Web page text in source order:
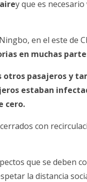
y que es necesario
Ningbo, en el este de
en muchas
pasajeros y
estaban
cero.
con
que se deben
la distancia